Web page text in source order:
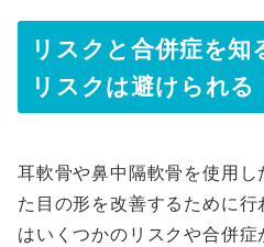
リスクと合併症を
リスクは避けられる
耳軟骨や鼻中隔軟骨を使用
た目の形を改善するために
はいくつかのリスクや合併